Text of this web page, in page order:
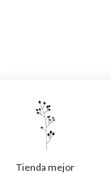
Tienda mejor